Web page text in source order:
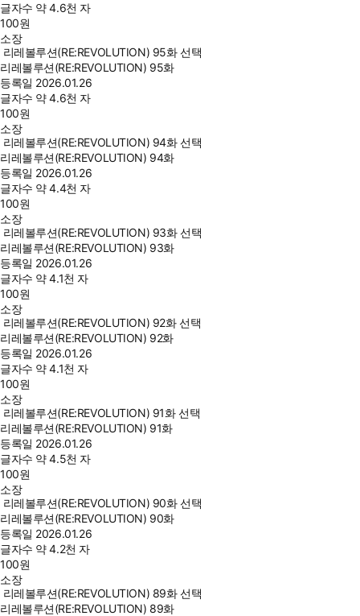
글자수 약 4.6천 자
100원
소장
리레볼루션(RE:REVOLUTION) 95화 선택
리레볼루션(RE:REVOLUTION) 95화
등록일 2026.01.26
글자수 약 4.6천 자
100원
소장
리레볼루션(RE:REVOLUTION) 94화 선택
리레볼루션(RE:REVOLUTION) 94화
등록일 2026.01.26
글자수 약 4.4천 자
100원
소장
리레볼루션(RE:REVOLUTION) 93화 선택
리레볼루션(RE:REVOLUTION) 93화
등록일 2026.01.26
글자수 약 4.1천 자
100원
소장
리레볼루션(RE:REVOLUTION) 92화 선택
리레볼루션(RE:REVOLUTION) 92화
등록일 2026.01.26
글자수 약 4.1천 자
100원
소장
리레볼루션(RE:REVOLUTION) 91화 선택
리레볼루션(RE:REVOLUTION) 91화
등록일 2026.01.26
글자수 약 4.5천 자
100원
소장
리레볼루션(RE:REVOLUTION) 90화 선택
리레볼루션(RE:REVOLUTION) 90화
등록일 2026.01.26
글자수 약 4.2천 자
100원
소장
리레볼루션(RE:REVOLUTION) 89화 선택
리레볼루션(RE:REVOLUTION) 89화